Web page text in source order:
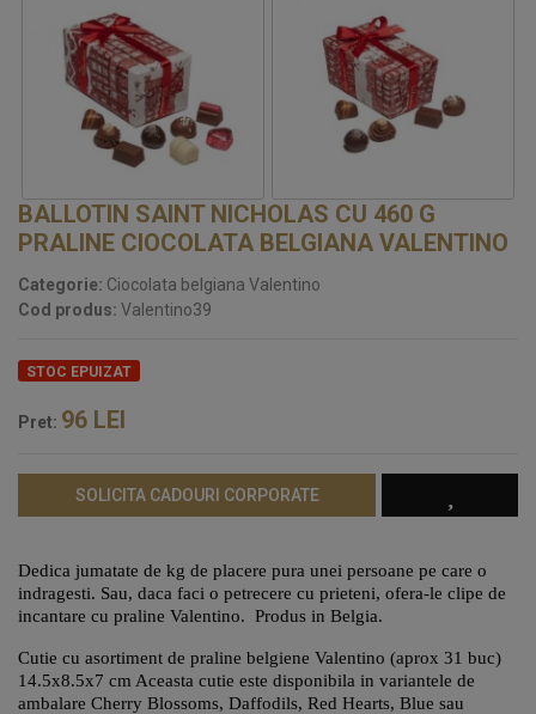
BALLOTIN SAINT NICHOLAS CU 460 G
PRALINE CIOCOLATA BELGIANA VALENTINO
Categorie: Ciocolata belgiana Valentino
Cod produs: Valentino39
STOC EPUIZAT
Pret: 96 LEI
SOLICITA CADOURI CORPORATE
Dedica jumatate de kg de placere pura unei persoane pe care o
indragesti. Sau, daca faci o petrecere cu prieteni, ofera-le clipe de
incantare cu praline Valentino. Produs in Belgia.
Cutie cu asortiment de praline belgiene Valentino (aprox 31 buc)
14.5x8.5x7 cm Aceasta cutie este disponibila in variantele de
ambalare Cherry Blossoms, Daffodils, Red Hearts, Blue sau